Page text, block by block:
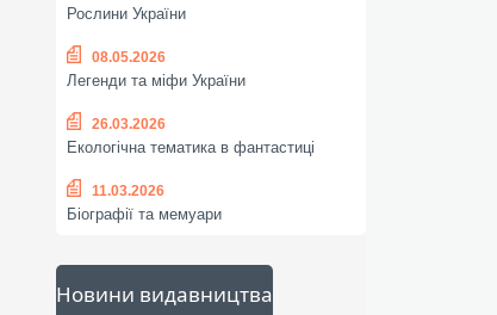
Рослини України
08.05.2026
Легенди та міфи України
26.03.2026
Екологічна тематика в фантастиці
11.03.2026
Біографії та мемуари
Новини видавництва